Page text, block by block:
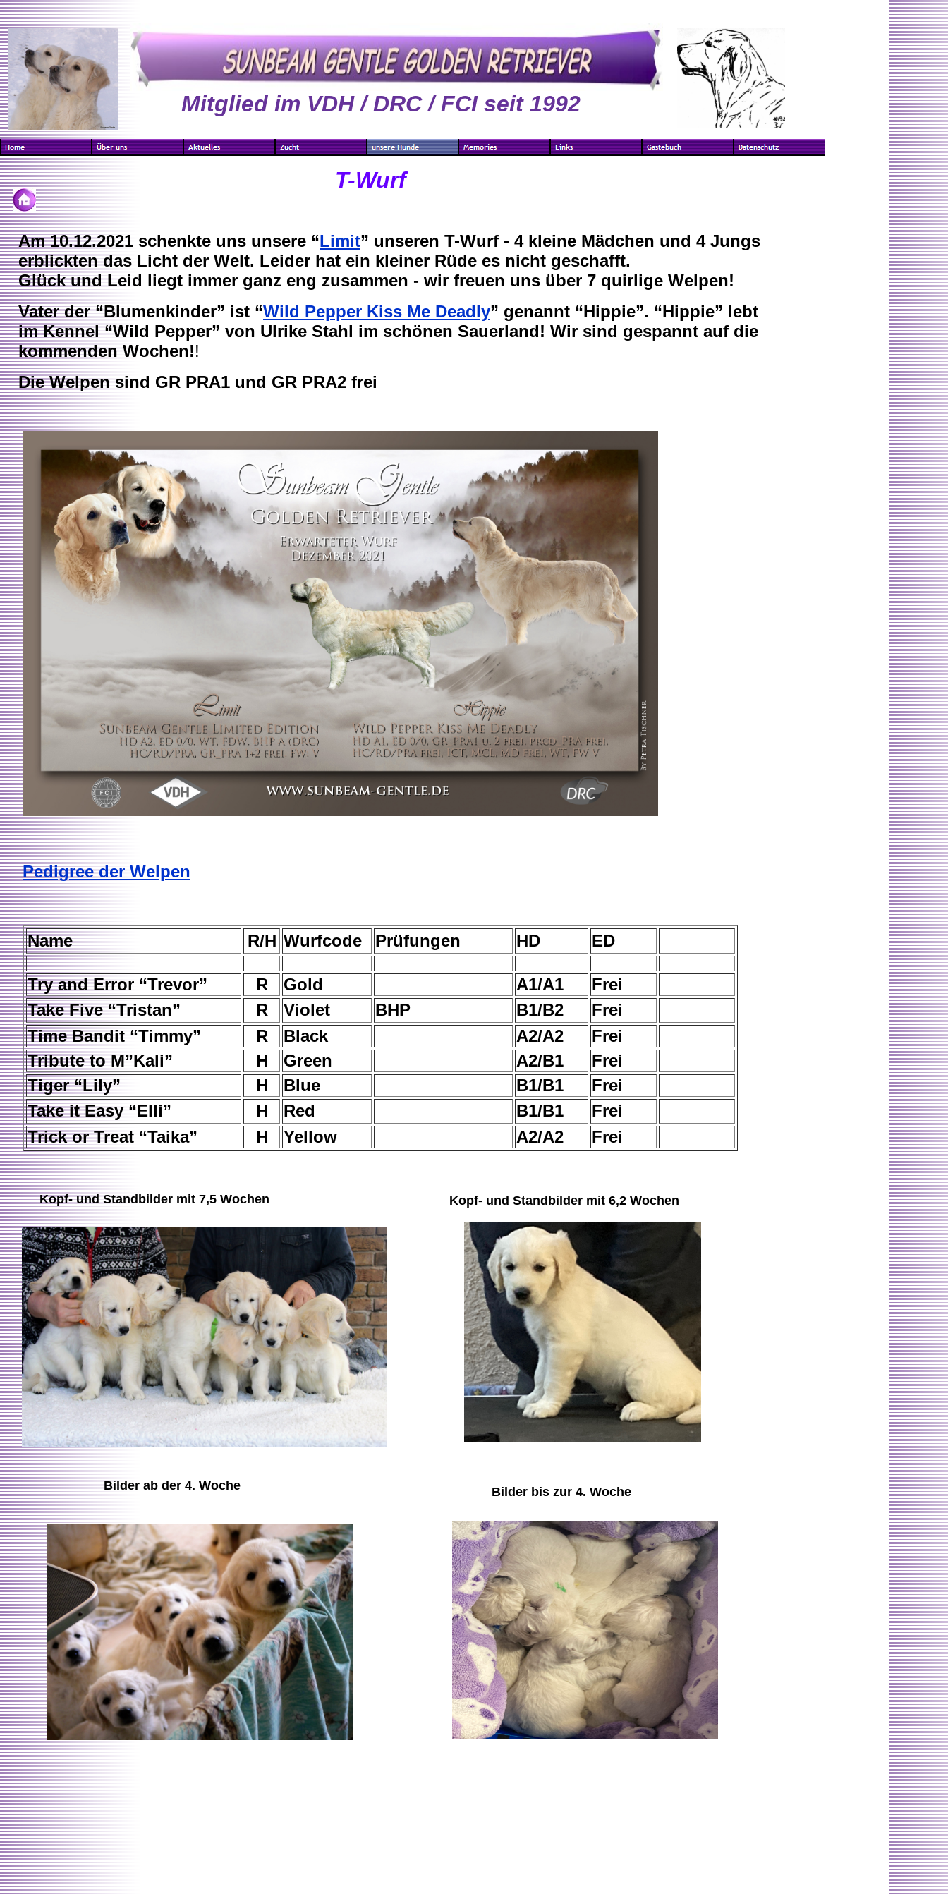
Mitglied im VDH / DRC / FCI seit 1992
T-Wurf
Am 10.12.2021 schenkte uns unsere “Limit” unseren T-Wurf - 4 kleine Mädchen und 4 Jungs
erblickten das Licht der Welt. Leider hat ein kleiner Rüde es nicht geschafft.
Glück und Leid liegt immer ganz eng zusammen - wir freuen uns über 7 quirlige Welpen!
Vater der “Blumenkinder” ist “Wild Pepper Kiss Me Deadly” genannt “Hippie”. “Hippie” lebt
im Kennel “Wild Pepper” von Ulrike Stahl im schönen Sauerland! Wir sind gespannt auf die
kommenden Wochen!!
Die Welpen sind GR PRA1 und GR PRA2 frei
Pedigree der Welpen
Name R/H Wurfcode Prüfungen HD ED
Try and Error “Trevor” R Gold A1/A1
Frei
Take Five “Tristan”
R Violet BHP B1/B2
Frei
Time Bandit “Timmy”
R Black A2/A2
Frei
Tribute to M”Kali”
H Green A2/B1
Frei
Tiger “Lily”
H Blue B1/B1
Frei
Take it Easy “Elli”
H Red B1/B1
Frei
Trick or Treat “Taika”
H Yellow A2/A2 Frei
Kopf- und Standbilder mit 7,5 Wochen
Bilder ab der 4. Woche
Kopf- und Standbilder mit 6,2 Wochen
Bilder bis zur 4. Woche